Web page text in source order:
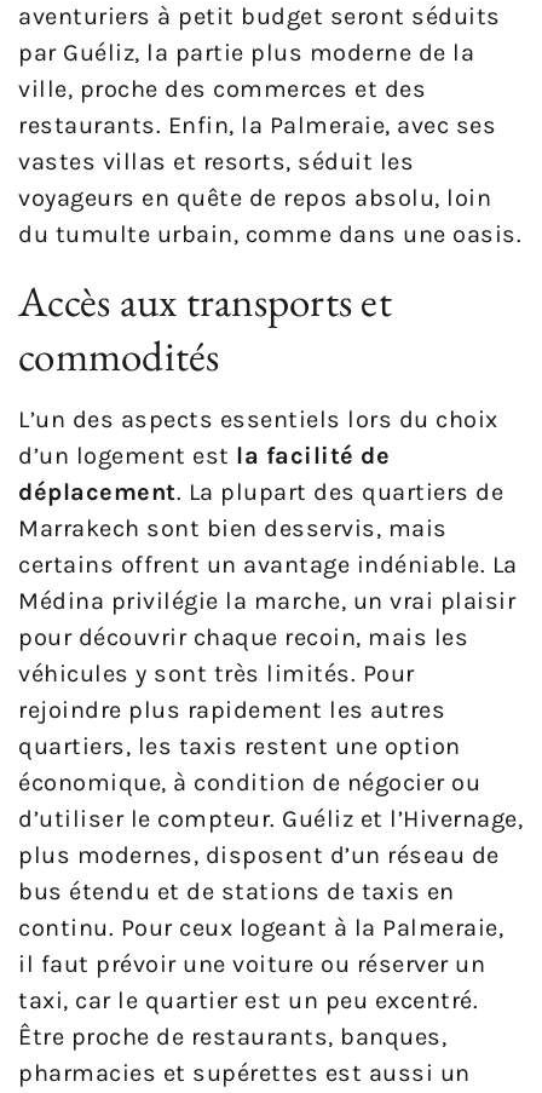
aventuriers à petit budget seront séduits
par Guéliz, la partie plus moderne de la
ville, proche des commerces et des
restaurants. Enfin, la Palmeraie, avec ses
vastes villas et resorts, séduit les
voyageurs en quête de repos absolu, loin
du tumulte urbain, comme dans une oasis.
Accès aux transports et
commodités
L’un des aspects essentiels lors du choix
d’un logement est la facilité de
déplacement. La plupart des quartiers de
Marrakech sont bien desservis, mais
certains offrent un avantage indéniable. La
Médina privilégie la marche, un vrai plaisir
pour découvrir chaque recoin, mais les
véhicules y sont très limités. Pour
rejoindre plus rapidement les autres
quartiers, les taxis restent une option
économique, à condition de négocier ou
d’utiliser le compteur. Guéliz et l’Hivernage,
plus modernes, disposent d’un réseau de
bus étendu et de stations de taxis en
continu. Pour ceux logeant à la Palmeraie,
il faut prévoir une voiture ou réserver un
taxi, car le quartier est un peu excentré.
Être proche de restaurants, banques,
pharmacies et supérettes est aussi un